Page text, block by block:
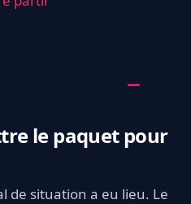
le paquet pour
de situation a eu lieu. Le